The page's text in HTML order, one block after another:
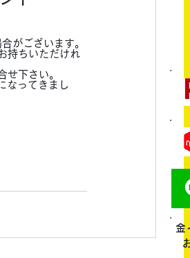
金
がございます。
持ちいただけれ
せ下さい。
なってきまし